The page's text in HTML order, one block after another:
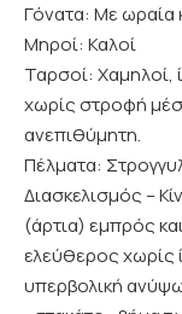
Γόνατα: Με ωραία
Μηροί: Καλοί
Ταρσοί: Χαμηλοί,
χωρίς στροφή
ανεπιθύμητη.
Πέλματα:
Διασκελισμός –
(άρτια) εμπρός
ελεύθερος χωρίς
υπερβολική